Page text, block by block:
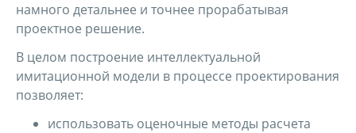
намного детальнее и точнее прорабатывая
проектное решение.
В целом построение интеллектуальной
имитационной модели в процессе проектирования
позволяет:
использовать оценочные методы расчета